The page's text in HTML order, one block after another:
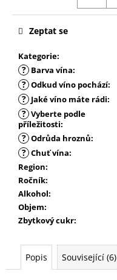
Kategorie:
? Barva vína:
? Odkud víno pochází:
? Jaké víno máte rádi:
? Vyberte podle
příležitosti:
? Odrůda hroznů:
? Chuť vína:
Region:
Ročník:
Alkohol:
Objem:
Zbytkový cukr:
Zeptat se
Popis Související (6)
u
m
e